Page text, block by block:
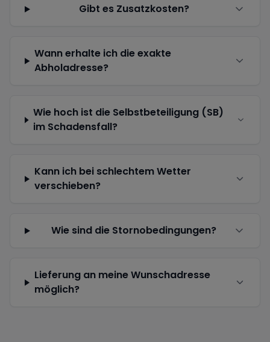
Gibt es Zusatzkosten?
Wann erhalte ich die exakte
Abholadresse?
Wie hoch ist die Selbstbeteiligung (SB)
im Schadensfall?
Kann ich bei schlechtem Wetter
verschieben?
Wie sind die Stornobedingungen?
Lieferung an meine Wunschadresse
möglich?